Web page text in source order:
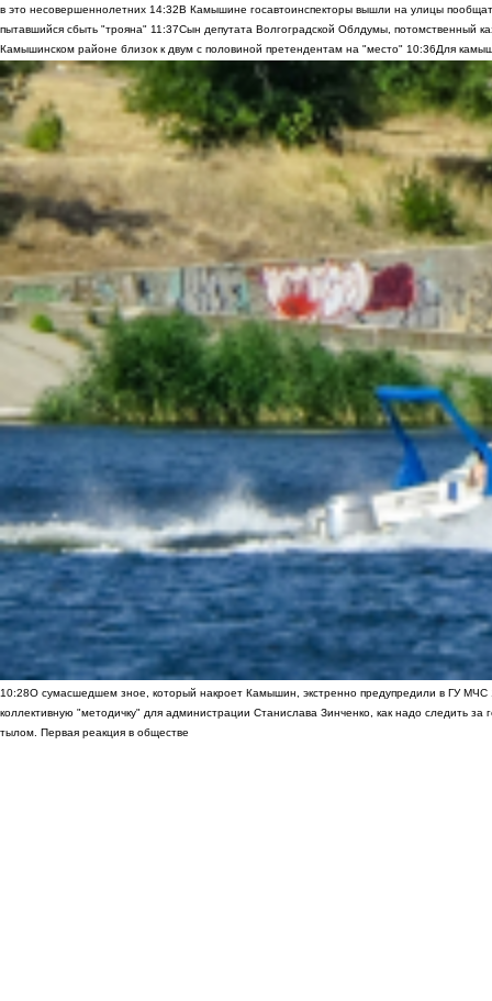
в это несовершеннолетних 14:32В Камышине госавтоинспекторы вышли на улицы
пытавшийся сбыть "трояна" 11:37Сын депутата Волгоградской Облдумы, потомственный
Камышинском районе близок к двум с половиной претендентам на "место" 10:36Для
10:28О сумасшедшем зное, который накроет Камышин, экстренно предупредили в ГУ МЧС
коллективную "методичку" для администрации Станислава Зинченко, как надо следить за
тылом. Первая реакция в обществе